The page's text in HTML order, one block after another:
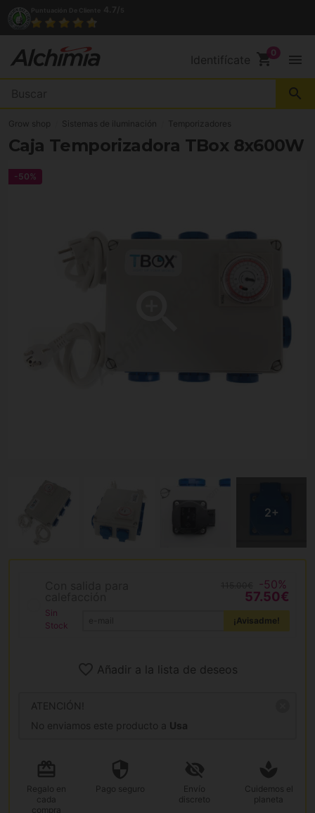
Identifícate shopping_cart menu
search
Grow shop Sistemas de iluminación Temporizadores
Caja Temporizadora TBox 8x600W
-50%
-50%
57.50€
Sin
Stock
¡Avisadme!
Añadir a la lista de deseos
ATENCIÓN!
No enviamos este producto a Usa
Regalo en
cada
compra
Pago seguro
Envío
discreto
Cuidemos el
planeta